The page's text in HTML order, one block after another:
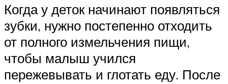
Когда у деток начинают появляться
зубки, нужно постепенно отходить
от полного измельчения пищи,
чтобы малыш учился
пережевывать и глотать еду. После